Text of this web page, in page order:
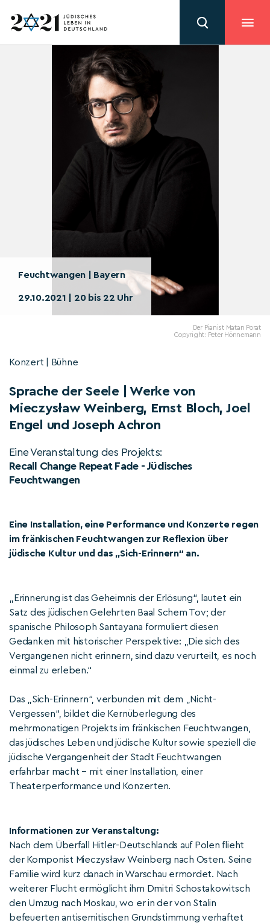
Feuchtwangen | Bayern
29.10.2021 | 20 bis 22 Uhr
Der Pianist Matan Porat
Copyright: Peter Hönnemann
Konzert | Bühne
Sprache der Seele | Werke von
Mieczysław Weinberg, Ernst Bloch, Joel
Engel und Joseph Achron
Eine Veranstaltung des Projekts:
Recall Change Repeat Fade - Jüdisches
Feuchtwangen
Eine Installation, eine Performance und Konzerte regen
im fränkischen Feuchtwangen zur Reflexion über
jüdische Kultur und das „Sich-Erinnern“ an.
„Erinnerung ist das Geheimnis der Erlösung“, lautet ein
Satz des jüdischen Gelehrten Baal Schem Tov; der
spanische Philosoph Santayana formuliert diesen
Gedanken mit historischer Perspektive: „Die sich des
Vergangenen nicht erinnern, sind dazu verurteilt, es noch
einmal zu erleben.“
Das „Sich-Erinnern“, verbunden mit dem „Nicht-
Vergessen“, bildet die Kernüberlegung des
mehrmonatigen Projekts im fränkischen Feuchtwangen,
das jüdisches Leben und jüdische Kultur sowie speziell die
jüdische Vergangenheit der Stadt Feuchtwangen
erfahrbar macht – mit einer Installation, einer
Theaterperformance und Konzerten.
Informationen zur Veranstaltung:
Nach dem Überfall Hitler-Deutschlands auf Polen flieht
der Komponist Mieczysław Weinberg nach Osten. Seine
Familie wird kurz danach in Warschau ermordet. Nach
weiterer Flucht ermöglicht ihm Dmitri Schostakowitsch
den Umzug nach Moskau, wo er in der von Stalin
befeuerten antisemitischen Grundstimmung verhaftet